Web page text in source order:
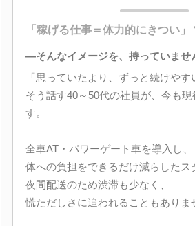
「稼げる仕事＝体力的にきつい」
―そんなイメージを、持っていませ
「思っていたより、ずっと続けやす
そう話す40～50代の社員が、今も
す。
全車AT・パワーゲート車を導入し、
体への負担をできるだけ減らしたス
夜間配送のため渋滞も少なく、
慌ただしさに追われることもありま